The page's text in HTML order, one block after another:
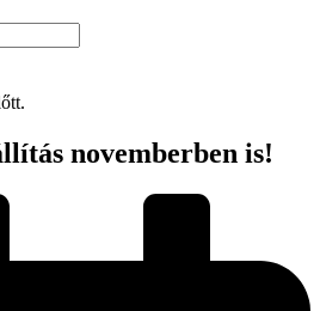
novemberben is!